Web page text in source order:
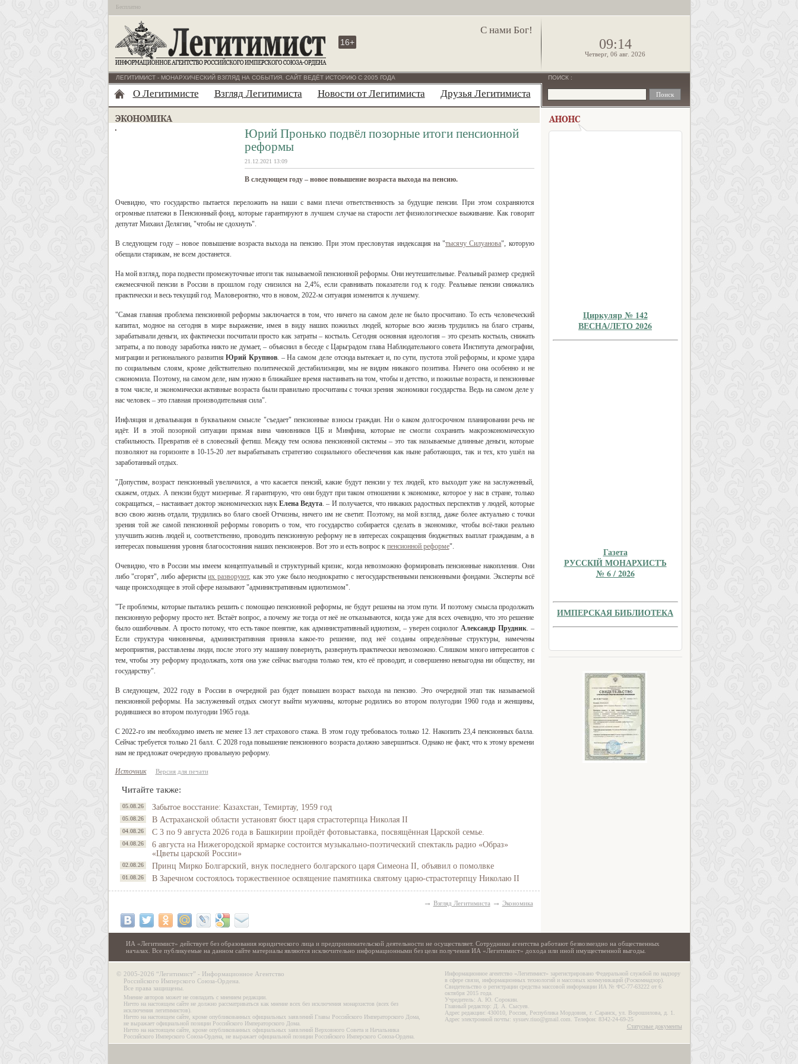
Бесплатно
С нами Бог!
16+ 09:14
Четверг, 06 авг. 2026
ЛЕГИТИМИСТ - МОНАРХИЧЕСКИЙ ВЗГЛЯД НА СОБЫТИЯ. САЙТ ВЕДЁТ ИСТОРИЮ С 2005 ГОДА
О Легитимисте Взгляд Легитимиста Новости от Легитимиста Друзья Легитимиста
Юрий Пронько подвёл позорные итоги пенсионной
реформы
21.12.2021 13:09
В следующем году – новое повышение возраста выхода на пенсию.
Очевидно, что государство пытается переложить на наши с вами плечи ответственность за будущие пенсии. При этом сохраняются
огромные платежи в Пенсионный фонд, которые гарантируют в лучшем случае на старости лет физиологическое выживание. Как говорит
депутат Михаил Делягин, "чтобы не сдохнуть".
В следующем году – новое повышение возраста выхода на пенсию. При этом пресловутая индексация на "тысячу Силуанова", которую
обещали старикам, не всем достанется.
На мой взгляд, пора подвести промежуточные итоги так называемой пенсионной реформы. Они неутешительные. Реальный размер средней
ежемесячной пенсии в России в прошлом году снизился на 2,4%, если сравнивать показатели год к году. Реальные пенсии снижались
практически и весь текущий год. Маловероятно, что в новом, 2022-м ситуация изменится к лучшему.
"Самая главная проблема пенсионной реформы заключается в том, что ничего на самом деле не было просчитано. То есть человеческий
капитал, модное на сегодня в мире выражение, имея в виду наших пожилых людей, которые всю жизнь трудились на благо страны,
зарабатывали деньги, их фактически посчитали просто как затраты – костыль. Сегодня основная идеология – это срезать костыль, снижать
затраты, а по поводу заработка никто не думает, – объяснил в беседе с Царьградом глава Наблюдательного совета Института демографии,
миграции и регионального развитияЮрий Крупнов. – На самом деле отсюда вытекает и, по сути, пустота этой реформы, и кроме удара
по социальным слоям, кроме действительно политической дестабилизации, мы не видим никакого позитива. Ничего она особенно и не
сэкономила. Поэтому, на самом деле, нам нужно в ближайшее время настаивать на том, чтобы и детство, и пожилые возраста, и пенсионные
в том числе, и экономически активные возраста были правильно просчитаны с точки зрения экономики государства. Ведь на самом деле у
нас человек – это главная производительная сила".
Инфляция и девальвация в буквальном смысле "съедает" пенсионные взносы граждан. Ни о каком долгосрочном планировании речь не
идёт. И в этой позорной ситуации прямая вина чиновников ЦБ и Минфина, которые не смогли сохранить макроэкономическую
стабильность. Превратив её в словесный фетиш. Между тем основа пенсионной системы – это так называемые длинные деньги, которые
позволяют на горизонте в 10-15-20 лет вырабатывать стратегию социального обеспечения как ныне работающих, так и тех, кто ушёл на
заработанный отдых.
"Допустим, возраст пенсионный увеличился, а что касается пенсий, какие будут пенсии у тех людей, кто выходит уже на заслуженный,
скажем, отдых. А пенсии будут мизерные. Я гарантирую, что они будут при таком отношении к экономике, которое у нас в стране, только
сокращаться, – настаивает доктор экономических наукЕлена Ведута. – И получается, что никаких радостных перспектив у людей, которые
всю свою жизнь отдали, трудились во благо своей Отчизны, ничего им не светит. Поэтому, на мой взгляд, даже более актуально с точки
зрения той же самой пенсионной реформы говорить о том, что государство собирается сделать в экономике, чтобы всё-таки реально
улучшить жизнь людей и, соответственно, проводить пенсионную реформу не в интересах сокращения бюджетных выплат гражданам, а в
интересах повышения уровня благосостояния наших пенсионеров. Вот это и есть вопрос к пенсионной реформе".
Очевидно, что в России мы имеем концептуальный и структурный кризис, когда невозможно формировать пенсионные накопления. Они
либо "сгорят", либо аферистыих разворуют, как это уже было неоднократно с негосударственными пенсионными фондами. Эксперты всё
чаще происходящее в этой сфере называют "административным идиотизмом".
"Те проблемы, которые пытались решить с помощью пенсионной реформы, не будут решены на этом пути. И поэтому смысла продолжать
пенсионную реформу просто нет. Встаёт вопрос, а почему же тогда от неё не отказываются, когда уже для всех очевидно, что это решение
было ошибочным. А просто потому, что есть такое понятие, как административный идиотизм, – уверен социологАлександр Прудник. –
Если структура чиновничья, административная приняла какое-то решение, под неё созданы определённые структуры, намечены
мероприятия, расставлены люди, после этого эту машину повернуть, развернуть практически невозможно. Слишком много интересантов с
тем, чтобы эту реформу продолжать, хотя она уже сейчас выгодна только тем, кто её проводит, и совершенно невыгодна ни обществу, ни
государству".
В следующем, 2022 году в России в очередной раз будет повышен возраст выхода на пенсию. Это очередной этап так называемой
пенсионной реформы. На заслуженный отдых смогут выйти мужчины, которые родились во втором полугодии 1960 года и женщины,
родившиеся во втором полугодии 1965 года.
С 2022-го им необходимо иметь не менее 13 лет страхового стажа. В этом году требовалось только 12. Накопить 23,4 пенсионных балла.
Сейчас требуется только 21 балл. С 2028 года повышение пенсионного возраста должно завершиться. Однако не факт, что к этому времени
нам не предложат очередную провальную реформу.
Источник Версия для печати
Читайте также:
05.08.26 Забытое восстание: Казахстан, Темиртау, 1959 год
05.08.26 В Астраханской области установят бюст царя страстотерпца Николая II
04.08.26 С 3 по 9 августа 2026 года в Башкирии пройдёт фотовыставка, посвящённая Царской семье.
04.08.26
6 августа на Нижегородской ярмарке состоится музыкально-поэтический спектакль радио «Образ»
«Цветы царской России»
02.08.26 Принц Мирко Болгарский, внук последнего болгарского царя Симеона II, объявил о помолвке
01.08.26 В Заречном состоялось торжественное освящение памятника святому царю-страстотерпцу Николаю II
→ Взгляд Легитимиста → Экономика
ПОИСК :
Циркуляр № 142
ВЕСНА/ЛЕТО 2026
Газета
РУССКIЙ МОНАРХИСТЪ
№ 6 / 2026
ИМПЕРСКАЯ БИБЛИОТЕКА
ИА «Легитимист» действует без образования юридического лица и предпринимательской деятельности не осуществляет. Сотрудники агентства работают безвозмездно на общественных
началах. Все публикуемые на данном сайте материалы являются исключительно информационными без цели получения ИА «Легитимист» дохода или иной имущественной выгоды.
© 2005-2026 “Легитимист” - Информационное Агентство
Российского Имперского Союза-Ордена.
Все права защищены.
Мнение авторов может не совпадать с мнением редакции.
Ничто на настоящем сайте не должно рассматриваться как мнение всех без исключения монархистов (всех без
исключения легитимистов).
Ничто на настоящем сайте, кроме опубликованных официальных заявлений Главы Российского Императорского Дома,
не выражает официальной позиции Российского Императорского Дома.
Ничто на настоящем сайте, кроме опубликованных официальных заявлений Верховного Совета и Начальника
Российского Имперского Союза-Ордена, не выражает официальной позиции Российского Имперского Союза-Ордена.
Информационное агентство «Легитимист» зарегистрировано Федеральной службой по надзору
в сфере связи, информационных технологий и массовых коммуникаций (Роскомнадзор).
Свидетельство о регистрации средства массовой информации ИА № ФС-77-63222 от 6
октября 2015 года.
Учредитель: А. Ю. Сорокин.
Главный редактор: Д. А. Сысуев.
Адрес редакции: 430010, Россия, Республика Мордовия, г. Саранск, ул. Ворошилова, д. 1.
Адрес электронной почты: sysuev.riuo@gmail.com. Телефон: 8342-24-69-25
Статусные документы